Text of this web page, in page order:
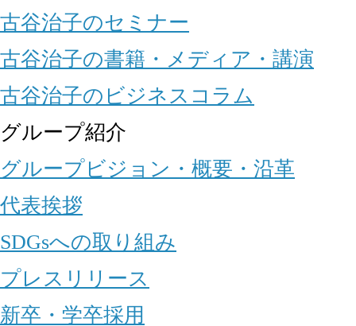
古谷治子のセミナー
古谷治子の書籍・メディア・講演
古谷治子のビジネスコラム
グループ紹介
グループビジョン・概要・沿革
代表挨拶
SDGsへの取り組み
プレスリリース
新卒・学卒採用